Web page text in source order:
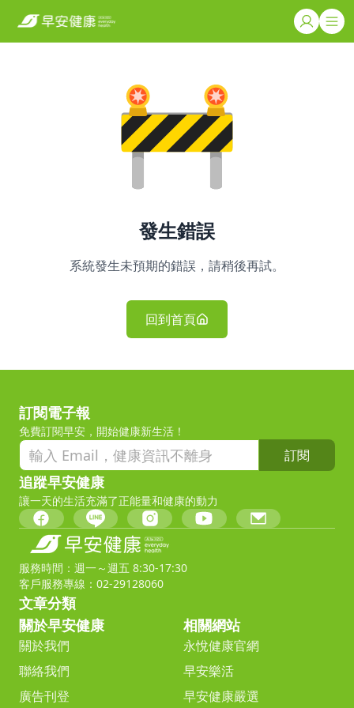
發生錯誤
系統發生未預期的錯誤，請稍後再試。
回到首頁
訂閱電子報
免費訂閱早安，開始健康新生活！
訂閱
追蹤早安健康
讓一天的生活充滿了正能量和健康的動力
服務時間：週一～週五 8:30-17:30
客戶服務專線：02-29128060
文章分類
關於早安健康
關於我們
聯絡我們
廣告刊登
相關網站
永悅健康官網
早安樂活
早安健康嚴選